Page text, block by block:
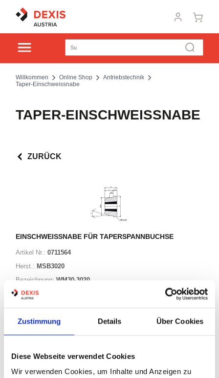
Zustimmung Details Über Cookies
Diese Webseite verwendet Cookies
Wir verwenden Cookies, um Inhalte und Anzeigen zu
Willkommen Online Shop
Antriebstechnik
Taper-Einschweissnabe
TAPER-EINSCHWEISSNABE
ZURÜCK
EINSCHWEISSNABE FÜR TAPERSPANNBUCHSE
Artikel Nr.: 0711564
Herst.: MSB3020
Bezeichnung: WM30-3020
Print